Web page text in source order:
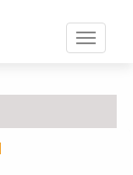
Toggle